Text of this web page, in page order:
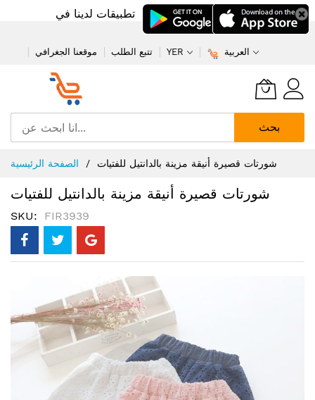
تطبيقات لدينا في
موقعنا الجغرافي تتبع الطلب YER العربية
بحث
إلى
المحتوى
الصفحة الرئيسية شورتات قصيرة أنيقة مزينة بالدانتيل للفتيات
شورتات قصيرة أنيقة مزينة بالدانتيل للفتيات
SKU FIR3939
النهاية
معرض
الصور